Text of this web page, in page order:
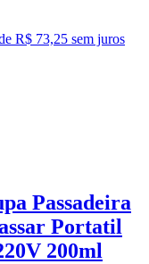
R$ 73,25 sem juros
Passadeira
Portatil
200ml